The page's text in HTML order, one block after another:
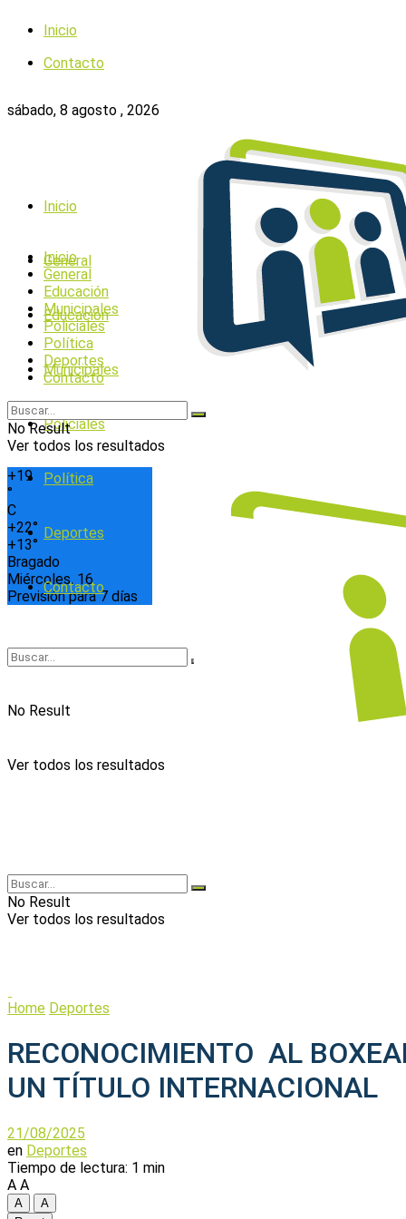
Inicio
Contacto
sábado, 8 agosto , 2026
+19
°
C
+22°
+13°
Bragado
Miércoles, 16
Previsión para 7 días
Inicio
General
Educación
Municipales
Policiales
Política
Deportes
Contacto
No Result
Ver todos los resultados
Inicio
General
Educación
Municipales
Policiales
Política
Deportes
Contacto
No Result
Ver todos los resultados
No Result
Ver todos los resultados
Home Deportes
RECONOCIMIENTO AL
UN TÍTULO INTERNACIONAL
21/08/2025
en Deportes
Tiempo de lectura: 1 min
A A
A
A